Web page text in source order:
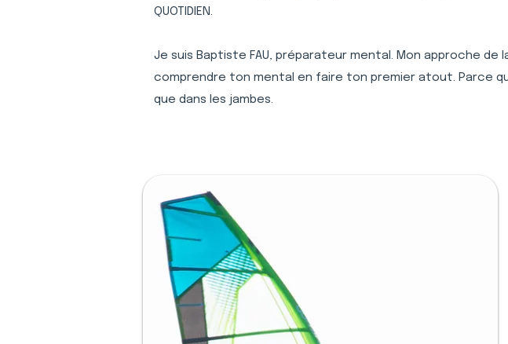
QUOTIDIEN.
Je suis Baptiste FAU, préparateur mental. Mon approche
comprendre ton mental en faire ton premier atout. Parce
que dans les jambes.